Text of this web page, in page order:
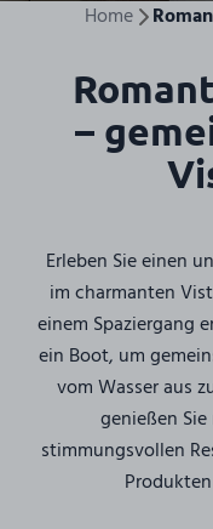
Home
–
Erleben Sie einen
im charmanten
einem Spaziergang
ein Boot, um
vom Wasser aus
genießen
stimmungsvollen